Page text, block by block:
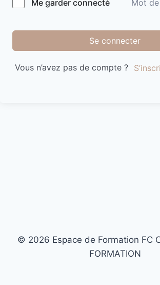
Me garder connecté Mot
Se connecter
Vous n’avez pas de compte ?
© 2026 Espace de Formation FC
FORMATION